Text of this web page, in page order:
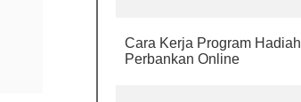
Cara Kerja Program Hadiah
Perbankan Online